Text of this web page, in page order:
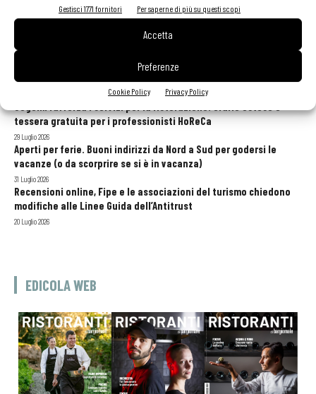
Gestisci 1771 fornitori Per saperne di più su questi scopi
Accetta
Preferenze
Cookie Policy Privacy Policy
GLI ARTICOLI PIÙ LETTI
tessera gratuita per i professionisti HoReCa
29 Luglio 2026
Aperti per ferie. Buoni indirizzi da Nord a Sud per godersi le
vacanze (o da scorprire se si è in vacanza)
31 Luglio 2026
Recensioni online, Fipe e le associazioni del turismo chiedono
modifiche alle Linee Guida dell’Antitrust
20 Luglio 2026
EDICOLA WEB